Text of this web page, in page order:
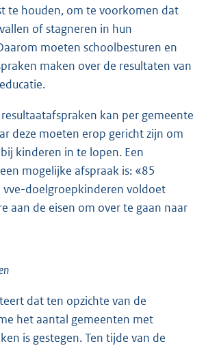
te houden, om te voorkomen dat
of stagneren in hun
moeten schoolbesturen en
maken over de resultaten van
kan per gemeente
deze moeten erop gericht zijn om
kinderen in te lopen. Een
mogelijke afspraak is: «85
vve-doelgroepkinderen voldoet
aan de eisen om over te gaan naar
dat ten opzichte van de
het aantal gemeenten met
is gestegen. Ten tijde van de